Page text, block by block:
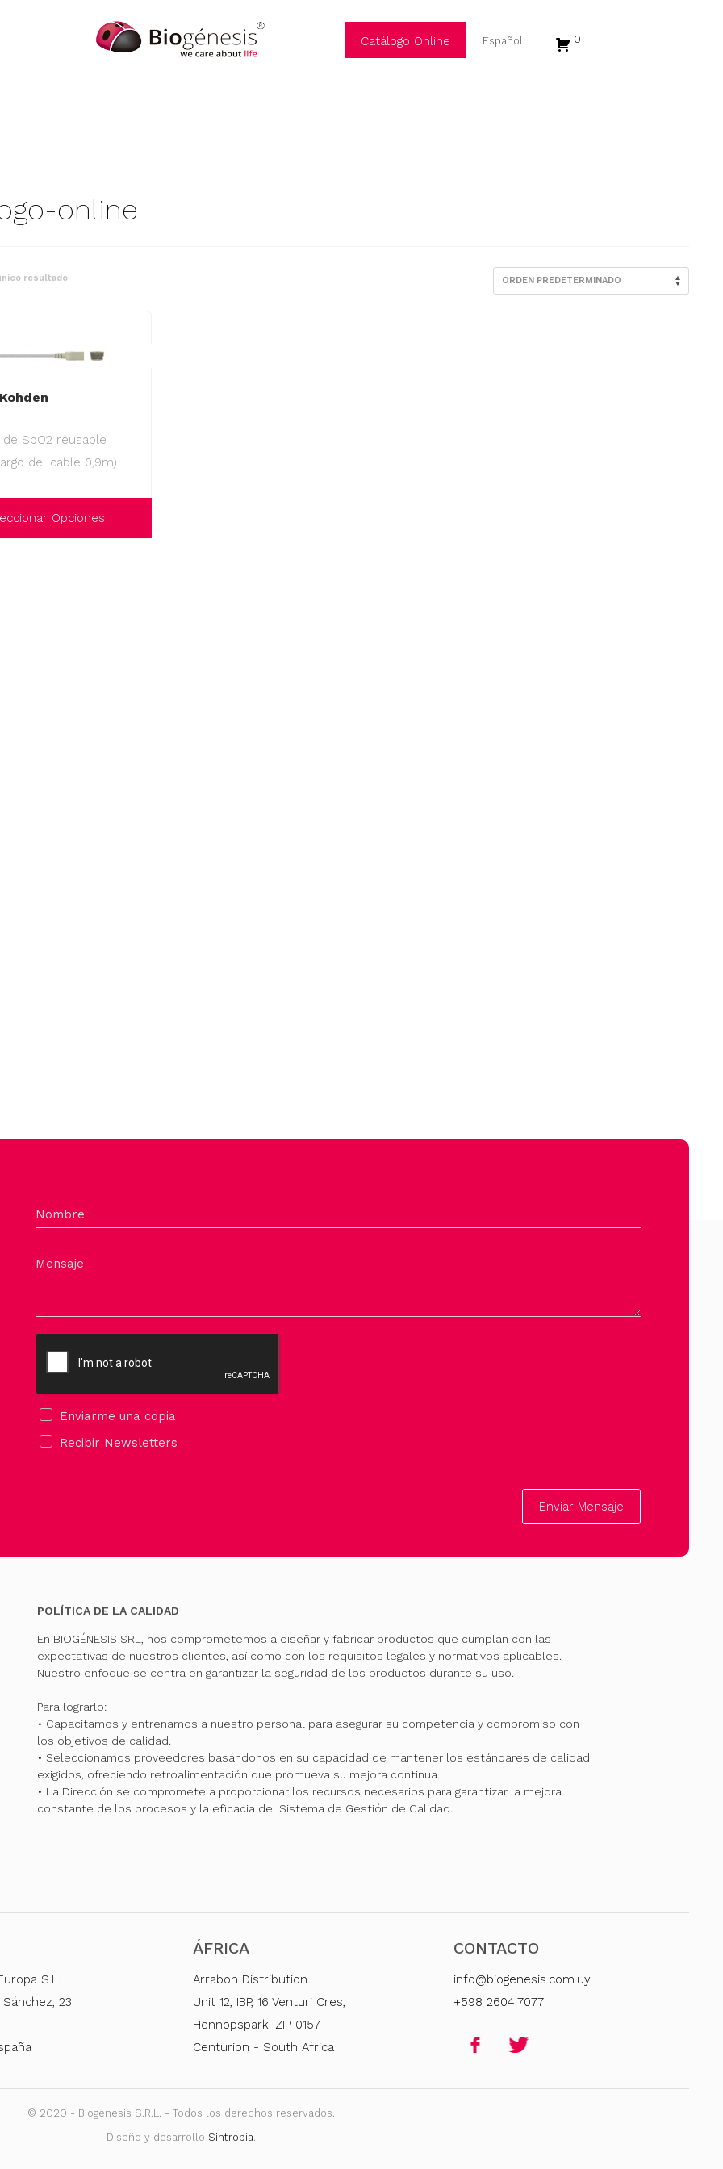
Catálogo Online 0
online
resultado
SpO2 reusable
del cable 0,9m).
Opciones
Nombre
Mensaje
Enviarme una copia
Recibir Newsletters
Enviar Mensaje
POLÍTICA DE LA CALIDAD
En BIOGÉNESIS SRL, nos comprometemos a diseñar y fabricar productos que cumplan con las
expectativas de nuestros clientes, así como con los requisitos legales y normativos aplicables.
Nuestro enfoque se centra en garantizar la seguridad de los productos durante su uso.
Para lograrlo:
• Capacitamos y entrenamos a nuestro personal para asegurar su competencia y compromiso con
los objetivos de calidad.
• Seleccionamos proveedores basándonos en su capacidad de mantener los estándares de calidad
exigidos, ofreciendo retroalimentación que promueva su mejora continua.
• La Dirección se compromete a proporcionar los recursos necesarios para garantizar la mejora
constante de los procesos y la eficacia del Sistema de Gestión de Calidad.
S.L.
23
ÁFRICA
Arrabon Distribution
Unit 12, IBP, 16 Venturi Cres,
Hennopspark. ZIP 0157
Centurion - South Africa
CONTACTO
info@biogenesis.com.uy
+598 2604 7077
© 2020 - Biogénesis S.R.L. - Todos los derechos reservados.
Diseño y desarrollo Sintropía